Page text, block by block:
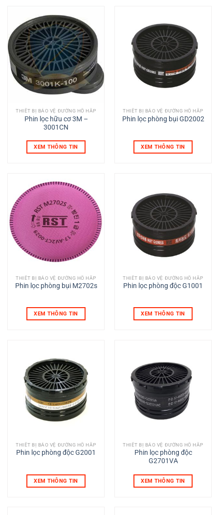
THIẾT BỊ BẢO VỆ ĐƯỜNG HÔ HẤP
Phin lọc hữu cơ 3M –
3001CN
XEM THÔNG TIN
THIẾT BỊ BẢO VỆ ĐƯỜNG HÔ HẤP
Phin lọc phòng bụi GD2002
XEM THÔNG TIN
THIẾT BỊ BẢO VỆ ĐƯỜNG HÔ HẤP
Phin lọc phòng bụi M2702s
XEM THÔNG TIN
THIẾT BỊ BẢO VỆ ĐƯỜNG HÔ HẤP
Phin lọc phòng độc G1001
XEM THÔNG TIN
THIẾT BỊ BẢO VỆ ĐƯỜNG HÔ HẤP
Phin lọc phòng độc G2001
XEM THÔNG TIN
THIẾT BỊ BẢO VỆ ĐƯỜNG HÔ HẤP
Phin lọc phòng độc
G2701VA
XEM THÔNG TIN